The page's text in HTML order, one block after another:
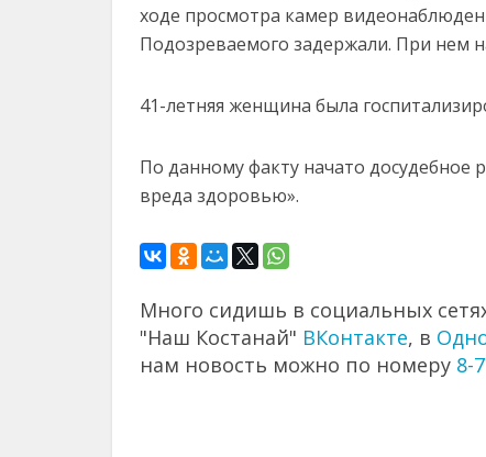
ходе просмотра камер
Подозреваемого задержали. При нем
41-летняя женщина была
По данному факту начато досудебное
вреда здоровью».
Много сидишь в социальных
"Наш Костанай" ВКонтакте, в
нам новость можно по номеру 8-